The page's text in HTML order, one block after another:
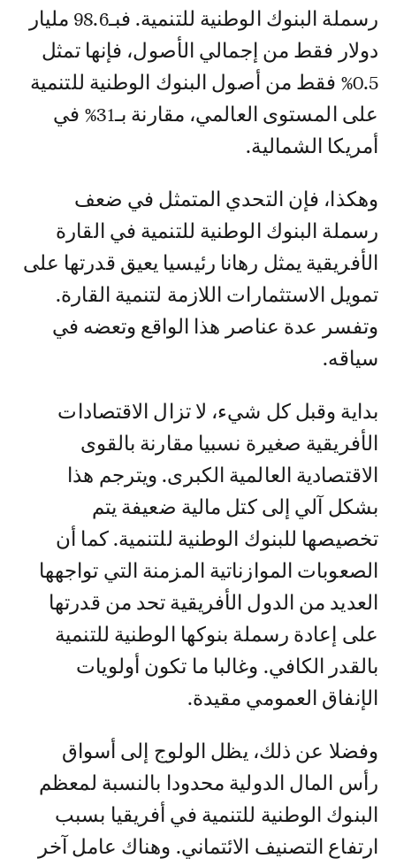
رسملة البنوك الوطنية للتنمية. فبـ98.6 مليار
دولار فقط من إجمالي الأصول، فإنها تمثل
0.5% فقط من أصول البنوك الوطنية للتنمية
على المستوى العالمي، مقارنة بـ31% في
أمريكا الشمالية.
وهكذا، فإن التحدي المتمثل في ضعف
رسملة البنوك الوطنية للتنمية في القارة
الأفريقية يمثل رهانا رئيسيا يعيق قدرتها على
تمويل الاستثمارات اللازمة لتنمية القارة.
وتفسر عدة عناصر هذا الواقع وتعضه في
سياقه.
بداية وقبل كل شيء، لا تزال الاقتصادات
الأفريقية صغيرة نسبيا مقارنة بالقوى
الاقتصادية العالمية الكبرى. ويترجم هذا
بشكل آلي إلى كتل مالية ضعيفة يتم
تخصيصها للبنوك الوطنية للتنمية. كما أن
الصعوبات الموازناتية المزمنة التي تواجهها
العديد من الدول الأفريقية تحد من قدرتها
على إعادة رسملة بنوكها الوطنية للتنمية
بالقدر الكافي. وغالبا ما تكون أولويات
الإنفاق العمومي مقيدة.
وفضلا عن ذلك، يظل الولوج إلى أسواق
رأس المال الدولية محدودا بالنسبة لمعظم
البنوك الوطنية للتنمية في أفريقيا بسبب
ارتفاع التصنيف الائتماني. وهناك عامل آخر